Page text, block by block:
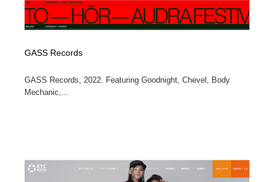
GASS Records
GASS Records, 2022. Featuring Goodnight, Chevel, Body
Mechanic,...